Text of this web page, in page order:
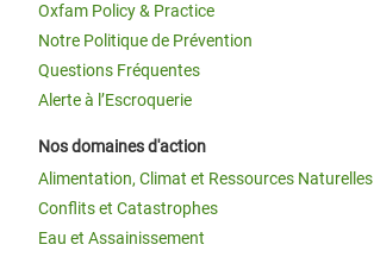
Oxfam Policy & Practice
Notre Politique de Prévention
Questions Fréquentes
Alerte à l’Escroquerie
Nos domaines d'action
Alimentation, Climat et Ressources Naturelles
Conflits et Catastrophes
Eau et Assainissement